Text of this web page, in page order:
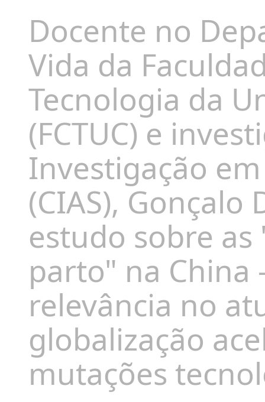
Docente no
Vida da
Tecnologia da
(FCTUC) e
Investigação
(CIAS),
estudo sobre
parto" na
relevância no
globalização
mutações